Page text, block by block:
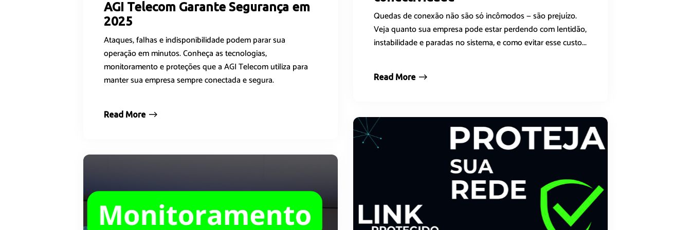
Quedas de conexão não são só incômodos — são prejuízo.
Veja quanto sua empresa pode estar perdendo com lentidão,
instabilidade e paradas no sistema, e como evitar esse custo...
Read More
AGI Telecom Garante Segurança em
2025
Ataques, falhas e indisponibilidade podem parar sua
operação em minutos. Conheça as tecnologias,
monitoramento e proteções que a AGI Telecom utiliza para
manter sua empresa sempre conectada e segura.
Read More